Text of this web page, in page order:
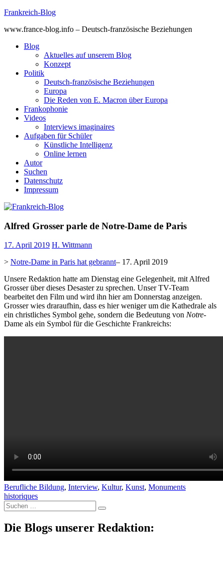
Skip
content
Frankreich-Blog
www.france-blog.info – Deutsch-französische Beziehungen
Blog
Aktuelles auf unserem Blog
Konzept
Politik
Deutsch-französische Beziehungen
Europa
Die Reden von E. Macron über Europa
Frankophonie
Videos
Interviews imaginaires
Aufgaben für Schüler
Künstliche Intelligenz
Online lernen
Autor
Suchen
Datenschutz
Impressum
Alfred Grosser parle de Notre-Dame de Paris
17. April 2019 H. Wittmann
> Notre-Dame in Paris hat gebrannt– 17. April 2019
Unsere Redaktion hatte am Dienstag eine Gelegenheit, mit Alfred
Grosser über dieses Desaster zu sprechen. Unser TV-Team
bearbeitet den Film und wird ihn hier am Donnerstag anzeigen.
Grosser wies draraufhin, dass es hier weniger um die Kathedrale als
ein christliches Symbol gehe, sondern die Bedeutung von Notre-
Dame als ein Symbol für die Geschichte Frankreichs:
Berufliche Bildung, Interview, Kultur, Kunst, Monuments
historiques
Suche
nach:
Die Blogs unserer Redaktion: